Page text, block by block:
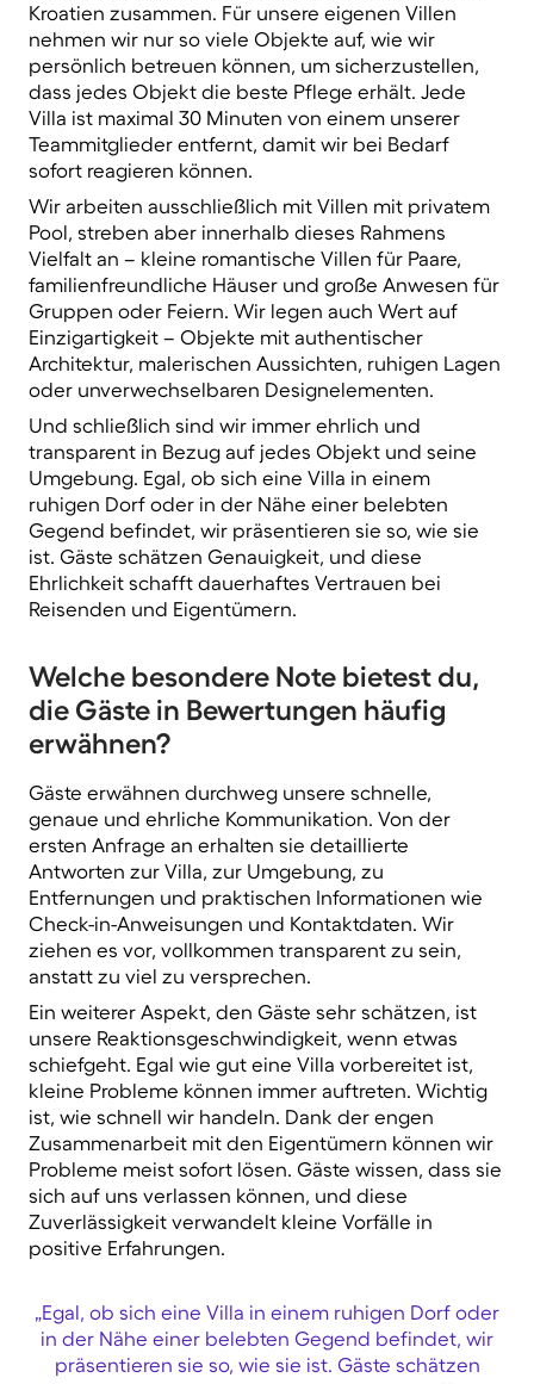
Kroatien zusammen. Für unsere eigenen Villen
nehmen wir nur so viele Objekte auf, wie wir
persönlich betreuen können, um sicherzustellen,
dass jedes Objekt die beste Pflege erhält. Jede
Villa ist maximal 30 Minuten von einem unserer
Teammitglieder entfernt, damit wir bei Bedarf
sofort reagieren können.
Wir arbeiten ausschließlich mit Villen mit privatem
Pool, streben aber innerhalb dieses Rahmens
Vielfalt an – kleine romantische Villen für Paare,
familienfreundliche Häuser und große Anwesen für
Gruppen oder Feiern. Wir legen auch Wert auf
Einzigartigkeit – Objekte mit authentischer
Architektur, malerischen Aussichten, ruhigen Lagen
oder unverwechselbaren Designelementen.
Und schließlich sind wir immer ehrlich und
transparent in Bezug auf jedes Objekt und seine
Umgebung. Egal, ob sich eine Villa in einem
ruhigen Dorf oder in der Nähe einer belebten
Gegend befindet, wir präsentieren sie so, wie sie
ist. Gäste schätzen Genauigkeit, und diese
Ehrlichkeit schafft dauerhaftes Vertrauen bei
Reisenden und Eigentümern.
Welche besondere Note bietest du,
die Gäste in Bewertungen häufig
erwähnen?
Gäste erwähnen durchweg unsere schnelle,
genaue und ehrliche Kommunikation. Von der
ersten Anfrage an erhalten sie detaillierte
Antworten zur Villa, zur Umgebung, zu
Entfernungen und praktischen Informationen wie
Check-in-Anweisungen und Kontaktdaten. Wir
ziehen es vor, vollkommen transparent zu sein,
anstatt zu viel zu versprechen.
Ein weiterer Aspekt, den Gäste sehr schätzen, ist
unsere Reaktionsgeschwindigkeit, wenn etwas
schiefgeht. Egal wie gut eine Villa vorbereitet ist,
kleine Probleme können immer auftreten. Wichtig
ist, wie schnell wir handeln. Dank der engen
Zusammenarbeit mit den Eigentümern können wir
Probleme meist sofort lösen. Gäste wissen, dass sie
sich auf uns verlassen können, und diese
Zuverlässigkeit verwandelt kleine Vorfälle in
positive Erfahrungen.
„Egal, ob sich eine Villa in einem ruhigen Dorf oder
in der Nähe einer belebten Gegend befindet, wir
präsentieren sie so, wie sie ist. Gäste schätzen